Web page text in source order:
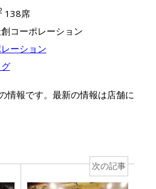
138席
コーポレーション
ーション
情報です。最新の情報は店舗に
次の記事